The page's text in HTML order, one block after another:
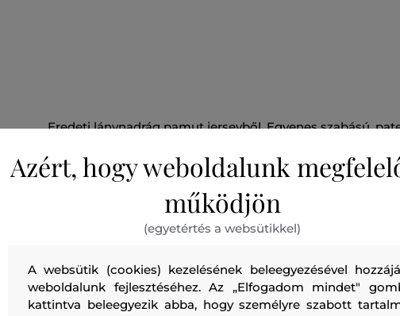
Eredeti lánynadrág pamut jerseyből. Egyenes szabású,
tökéletesen rugalmas derékrész variálható húzózsinórral,
ízléses márkajelzés a combon. A kellemesen puha kötött
légáteresztő képességével, rugalmasságával és rendkívül
tűnik ki. A kiváló minőségű anyagösszetétel és kivitelezés
távú forma- és színstabilitást. Praktikus, stílusos
Szezon: FW22 Termék kódjaN21519_N0216-622-FG-
Azért, hogy weboldalunk
működjön
(egyetértés a websütikkel)
A websütik (cookies) kezelésének beleegyezésével
weboldalunk fejlesztéséhez. Az „Elfogadom mindet"
kattintva beleegyezik abba, hogy személyre szabott